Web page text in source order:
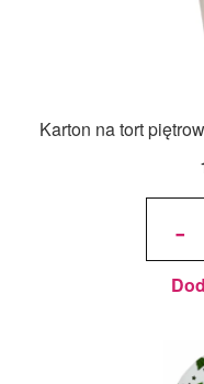
Karton na tort
-
ilość
cmszt.